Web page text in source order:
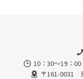
10：30～19：
〒161-0031